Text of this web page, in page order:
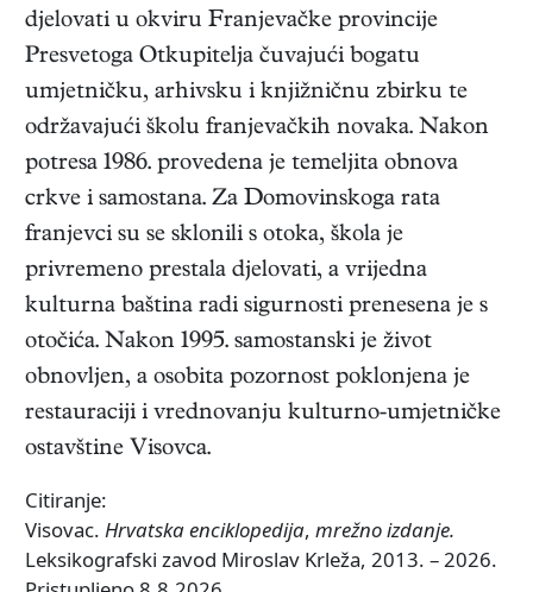
djelovati u okviru Franjevačke provincije
Presvetoga Otkupitelja čuvajući bogatu
umjetničku, arhivsku i knjižničnu zbirku te
održavajući školu franjevačkih novaka. Nakon
potresa 1986. provedena je temeljita obnova
crkve i samostana. Za Domovinskoga rata
franjevci su se sklonili s otoka, škola je
privremeno prestala djelovati, a vrijedna
kulturna baština radi sigurnosti prenesena je s
otočića. Nakon 1995. samostanski je život
obnovljen, a osobita pozornost poklonjena je
restauraciji i vrednovanju kulturno-umjetničke
ostavštine Visovca.
Citiranje:
Visovac. Hrvatska enciklopedija, mrežno izdanje.
Leksikografski zavod Miroslav Krleža, 2013. – 2026.